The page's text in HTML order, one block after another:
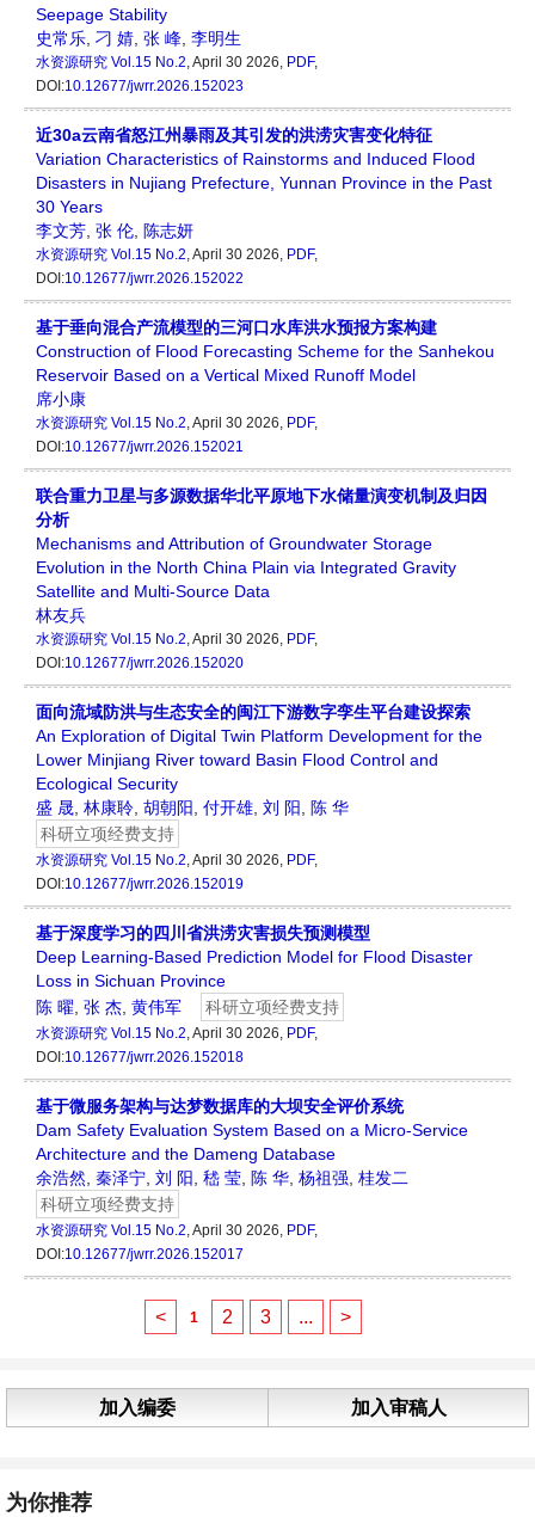
Seepage Stability
史常乐 刁 婧 张 峰 李明生
水资源研究 Vol.15 No.2, April 30 2026, PDF,
DOI:10.12677/jwrr.2026.152023
近30a云南省怒江州暴雨及其引发的洪涝灾害变化特征
Variation Characteristics of Rainstorms and Induced Flood
Disasters in Nujiang Prefecture, Yunnan Province in the Past
30 Years
李文芳 张 伦 陈志妍
水资源研究 Vol.15 No.2, April 30 2026, PDF,
DOI:10.12677/jwrr.2026.152022
基于垂向混合产流模型的三河口水库洪水预报方案构建
Construction of Flood Forecasting Scheme for the Sanhekou
Reservoir Based on a Vertical Mixed Runoff Model
席小康
水资源研究 Vol.15 No.2, April 30 2026, PDF,
DOI:10.12677/jwrr.2026.152021
联合重力卫星与多源数据华北平原地下水储量演变机制及归因
分析
Mechanisms and Attribution of Groundwater Storage
Evolution in the North China Plain via Integrated Gravity
Satellite and Multi-Source Data
林友兵
水资源研究 Vol.15 No.2, April 30 2026, PDF,
DOI:10.12677/jwrr.2026.152020
面向流域防洪与生态安全的闽江下游数字孪生平台建设探索
An Exploration of Digital Twin Platform Development for the
Lower Minjiang River toward Basin Flood Control and
Ecological Security
盛 晟 林康聆 胡朝阳 付开雄 刘 阳
陈 华
科研立项经费支持
水资源研究 Vol.15 No.2, April 30 2026, PDF,
DOI:10.12677/jwrr.2026.152019
基于深度学习的四川省洪涝灾害损失预测模型
Deep Learning-Based Prediction Model for Flood Disaster
Loss in Sichuan Province
陈 曜 张 杰 黄伟军 科研立项经费支持
水资源研究 Vol.15 No.2, April 30 2026, PDF,
DOI:10.12677/jwrr.2026.152018
基于微服务架构与达梦数据库的大坝安全评价系统
Dam Safety Evaluation System Based on a Micro-Service
Architecture and the Dameng Database
余浩然 秦泽宁 刘 阳 嵇 莹 陈 华 杨祖强 桂发二
科研立项经费支持
水资源研究 Vol.15 No.2, April 30 2026, PDF,
DOI:10.12677/jwrr.2026.152017
< 1 2 3 ... >
加入编委 加入审稿人
为你推荐